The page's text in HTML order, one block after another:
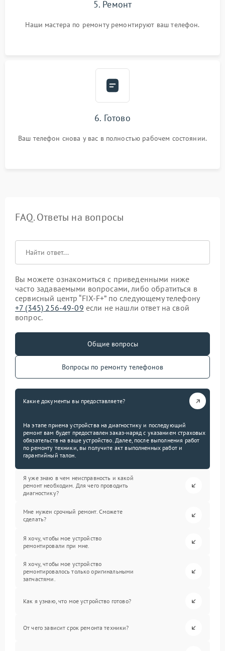
5. Ремонт
Наши мастера по ремонту ремонтируют ваш телефон.
6. Готово
Ваш телефон снова у вас в полностью рабочем состоянии.
FAQ. Ответы на вопросы
Вы можете ознакомиться с приведенными ниже
часто задаваемыми вопросами, либо обратиться в
сервисный центр “FIX-F+” по следующему телефону
+7 (345) 256-49-09 если не нашли ответ на свой
вопрос.
Общие вопросы
Вопросы по ремонту телефонов
Какие документы вы предоставляете?
На этапе приема устройства на диагностику и последующий
ремонт вам будет предоставлен заказ-наряд с указанием страховых
обязательств на ваше устройство. Далее, после выполнения работ
по ремонту техники, вы получите акт выполненных работ и
гарантийный талон.
Я уже знаю в чем неисправность и какой
ремонт необходим. Для чего проводить
диагностику?
Мне нужен срочный ремонт. Сможете
сделать?
Я хочу, чтобы мое устройство
ремонтировали при мне.
Я хочу, чтобы мое устройство
ремонтировалось только оригинальными
запчастями.
Как я узнаю, что мое устройство готово?
От чего зависит срок ремонта техники?